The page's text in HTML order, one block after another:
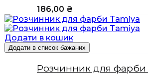
186,00 ₴
Додати в кошик
Додати в список бажаних
Розчинник для фарби